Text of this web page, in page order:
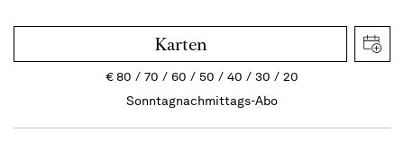
Karten
€80 70 60 50 40 30
20
Sonntagnachmittags-Abo